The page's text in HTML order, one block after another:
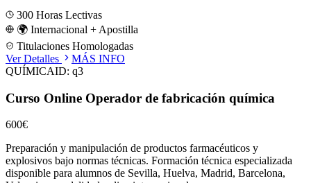
300 Horas Lectivas
🌍 Internacional + Apostilla
Titulaciones Homologadas
Ver Detalles
MÁS INFO
QUÍMICAID: q3
Curso Online Operador de fabricación química
600€
Preparación y manipulación de productos farmacéuticos y
explosivos bajo normas técnicas. Formación técnica especializada
disponible para alumnos de Sevilla, Huelva, Madrid, Barcelona,